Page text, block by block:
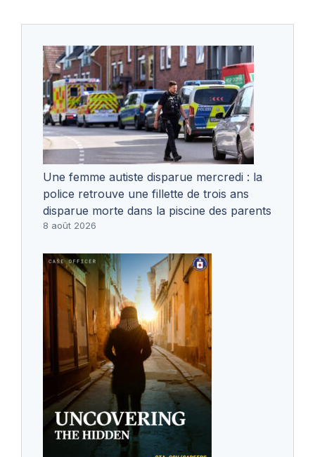
Une femme autiste disparue mercredi : la
police retrouve une fillette de trois ans
disparue morte dans la piscine des parents
8 août 2026